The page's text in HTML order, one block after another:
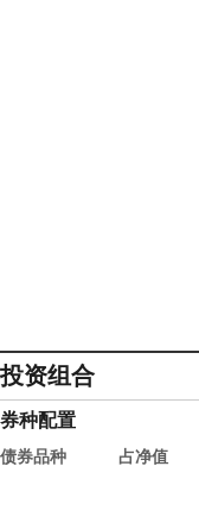
投资组合
券种配置
债券品种 占净值